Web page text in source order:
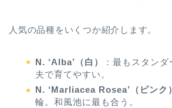
人気の品種をいくつか紹介します。
N. ‘Alba’（白）
：最もスタン
夫で育てやすい。
N. ‘Marliacea Rosea’（ピンク）
輪。和風池に最も合う。